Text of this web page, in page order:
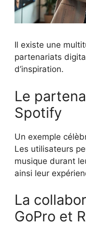
Il existe une
partenariats
d’inspiration.
Le
Spotify
Un exemple
Les utilisateurs
musique durant
ainsi leur
La
GoPro et